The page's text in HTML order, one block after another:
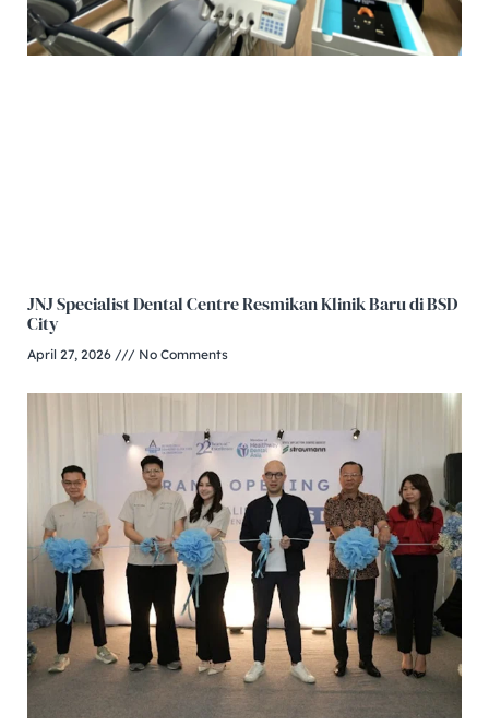
JNJ Specialist Dental Centre Resmikan Klinik Baru di BSD
City
April 27, 2026 No Comments